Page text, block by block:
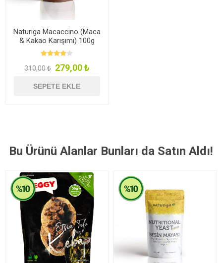
Naturiga Macaccino (Maca
& Kakao Karışımı) 100g
310,00 ₺ 279,00 ₺
SEPETE EKLE
Bu Ürünü Alanlar Bunları da Satın Aldı!